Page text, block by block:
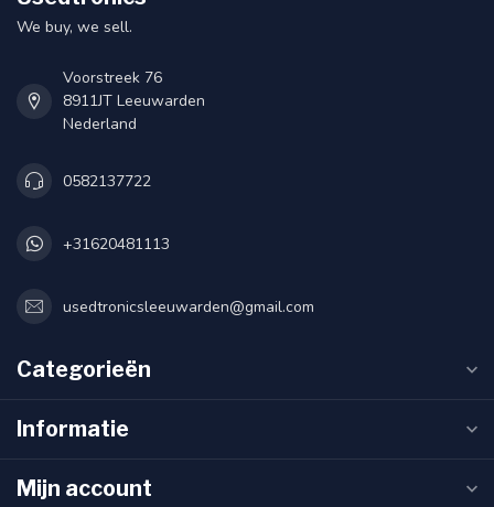
We buy, we sell.
Voorstreek 76
8911JT Leeuwarden
Nederland
0582137722
+31620481113
usedtronicsleeuwarden@gmail.com
Categorieën
Informatie
Mijn account